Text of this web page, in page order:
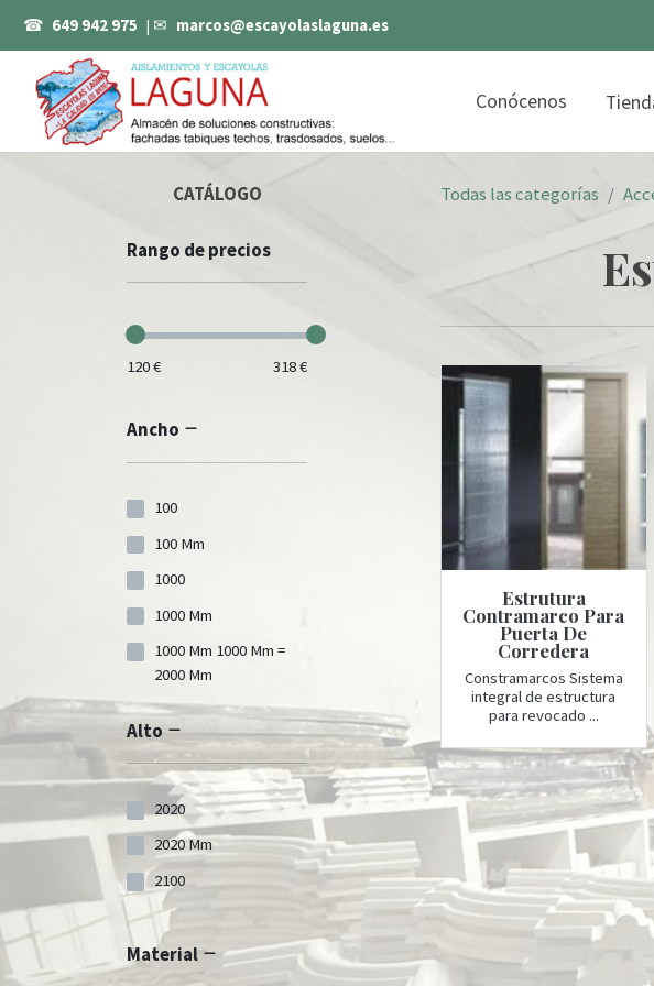
☎ 649 942 975 | ✉ marcos@escayolaslaguna.es
Conócenos
CATÁLOGO
Rango de precios
120 € 318 €
Ancho
100
100 Mm
1000
1000 Mm
1000 Mm 1000 Mm =
2000 Mm
105
600
600 Mm
600 Mm 600 Mm = 1200
Mm
700 Mm
700 Mm 700 Mm = 1400
Mm
Alto
2020
2020 Mm
2100
Material
Todas las categorías
Estrutura
Contramarco Para
Puerta De
Corredera
Constramarcos Sistema
integral de estructura
para revocado ...